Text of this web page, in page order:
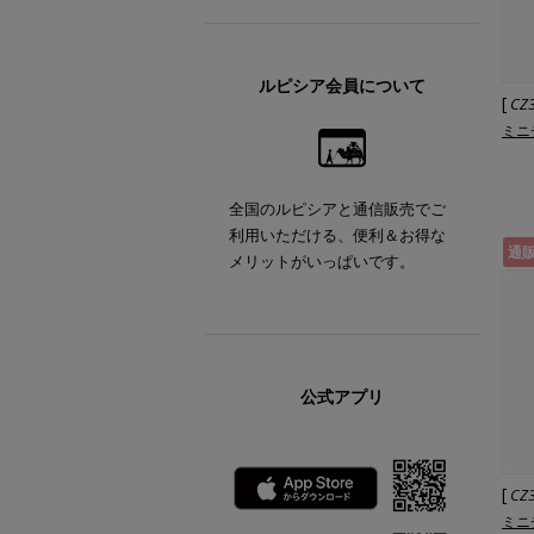
[
ミ
通
[
ミ
ルピシア会員について
全国のルピシアと通信販売でご
利用いただける、便利＆お得な
メリットがいっぱいです。
公式アプリ